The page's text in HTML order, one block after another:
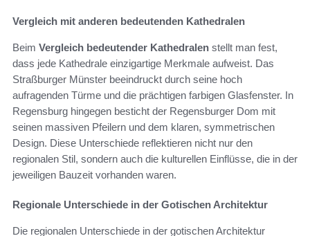
Vergleich mit anderen bedeutenden Kathedralen
Beim Vergleich bedeutender Kathedralen stellt man fest,
dass jede Kathedrale einzigartige Merkmale aufweist. Das
Straßburger Münster beeindruckt durch seine hoch
aufragenden Türme und die prächtigen farbigen Glasfenster. In
Regensburg hingegen besticht der Regensburger Dom mit
seinen massiven Pfeilern und dem klaren, symmetrischen
Design. Diese Unterschiede reflektieren nicht nur den
regionalen Stil, sondern auch die kulturellen Einflüsse, die in der
jeweiligen Bauzeit vorhanden waren.
Regionale Unterschiede in der Gotischen Architektur
Die regionalen Unterschiede in der gotischen Architektur